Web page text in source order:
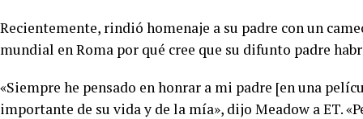
Recientemente, rindió homenaje a su padre con un
mundial en Roma por qué cree que su difunto padre
«Siempre he pensado en honrar a mi padre [en una
importante de su vida y de la mía», dijo Meadow a ET.